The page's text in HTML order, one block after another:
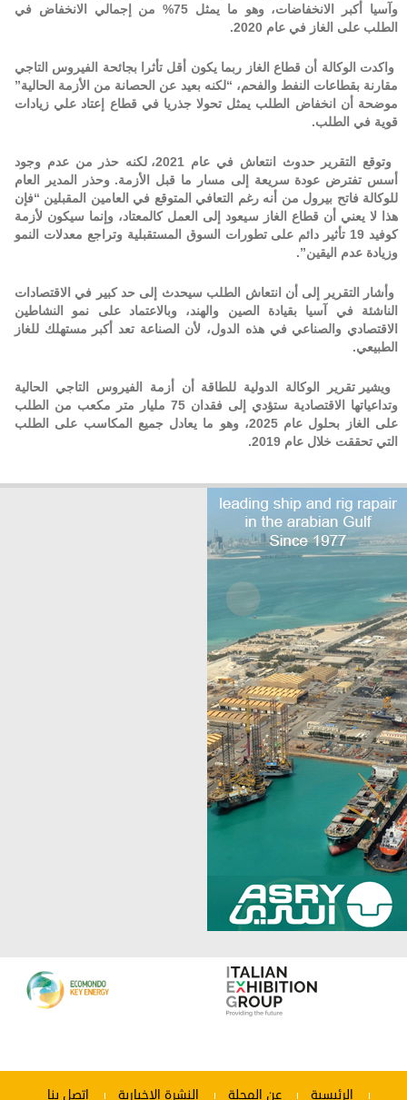
وآسيا أكبر الانخفاضات، وهو ما يمثل 75% من إجمالي الانخفاض في
الطلب على الغاز في عام 2020.
واكدت الوكالة أن قطاع الغاز ربما يكون أقل تأثرا بجائحة الفيروس التاجي
مقارنة بقطاعات النفط والفحم، “لكنه بعيد عن الحصانة من الأزمة الحالية”
موضحة أن انخفاض الطلب يمثل تحولا جذريا في قطاع إعتاد علي زيادات
قوية في الطلب.
وتوقع التقرير حدوث انتعاش في عام 2021، لكنه حذر من عدم وجود
أسس تفترض عودة سريعة إلى مسار ما قبل الأزمة. وحذر المدير العام
للوكالة فاتح بيرول من أنه رغم التعافي المتوقع في العامين المقبلين “فإن
هذا لا يعني أن قطاع الغاز سيعود إلى العمل كالمعتاد، وإنما سيكون لأزمة
كوفيد 19 تأثير دائم على تطورات السوق المستقبلية وتراجع معدلات النمو
وزيادة عدم اليقين”.
وأشار التقرير إلى أن انتعاش الطلب سيحدث إلى حد كبير في الاقتصادات
الناشئة في آسيا بقيادة الصين والهند، وبالاعتماد على نمو النشاطين
الاقتصادي والصناعي في هذه الدول، لأن الصناعة تعد أكبر مستهلك للغاز
الطبيعي.
ويشير تقرير الوكالة الدولية للطاقة أن أزمة الفيروس التاجي الحالية
وتداعياتها الاقتصادية ستؤدي إلى فقدان 75 مليار متر مكعب من الطلب
على الغاز بحلول عام 2025، وهو ما يعادل جميع المكاسب على الطلب
التي تحققت خلال عام 2019.
الرئيسية عن المجلة النشرة الإخبارية إتصل بنا